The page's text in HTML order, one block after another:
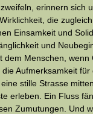
erinnern sich
die
Einsamkeit und
und
dem Menschen, wenn
Aufmerksamkeit für
stille Strasse
erleben. Ein Fluss
Zumutungen. Und